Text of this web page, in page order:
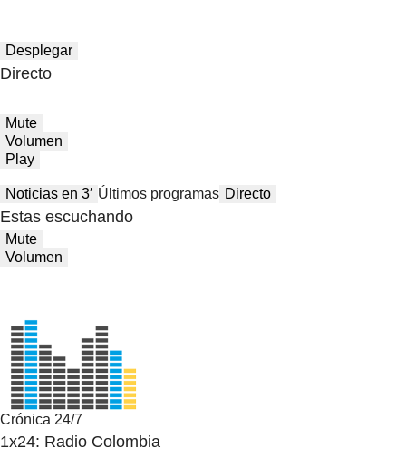
Desplegar
Directo
Mute
Volumen
Play
Noticias en 3′ Últimos programas Directo
Estas escuchando
Mute
Volumen
Crónica 24/7
1x24: Radio Colombia